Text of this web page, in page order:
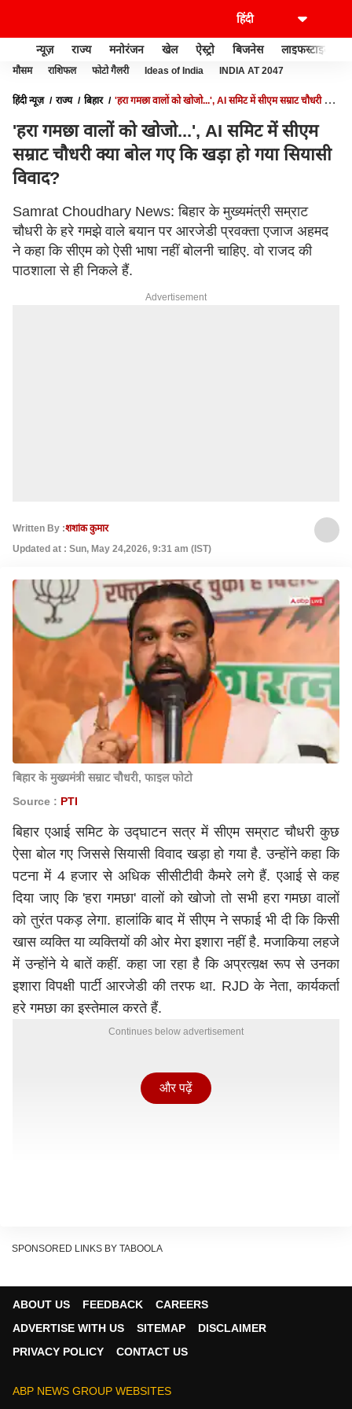
न्यूज़ राज्य मनोरंजन खेल ऐस्ट्रो बिजनेस लाइफस्टाइल
मौसम राशिफल फोटो गैलरी Ideas of India INDIA AT 2047
हिंदी न्यूज़ राज्य बिहार
'हरा गमछा वालों को खोजो...', AI समिट में सीएम सम्राट चौधरी क्या
'हरा गमछा वालों को खोजो...', AI समिट में सीएम
सम्राट चौधरी क्या बोल गए कि खड़ा हो गया सियासी
विवाद?
Samrat Choudhary News: बिहार के मुख्यमंत्री सम्राट
चौधरी के हरे गमझे वाले बयान पर आरजेडी प्रवक्ता एजाज अहमद
ने कहा कि सीएम को ऐसी भाषा नहीं बोलनी चाहिए. वो राजद की
पाठशाला से ही निकले हैं.
Advertisement
Written By :शशांक कुमार
Updated at : Sun, May 24,2026, 9:31 am (IST)
बिहार के मुख्यमंत्री सम्राट चौधरी, फाइल फोटो
Source : PTI
बिहार एआई समिट के उद्घाटन सत्र में सीएम सम्राट चौधरी कुछ
ऐसा बोल गए जिससे सियासी विवाद खड़ा हो गया है. उन्होंने कहा कि
पटना में 4 हजार से अधिक सीसीटीवी कैमरे लगे हैं. एआई से कह
दिया जाए कि 'हरा गमछा' वालों को खोजो तो सभी हरा गमछा वालों
को तुरंत पकड़ लेगा. हालांकि बाद में सीएम ने सफाई भी दी कि किसी
खास व्यक्ति या व्यक्तियों की ओर मेरा इशारा नहीं है. मजाकिया लहजे
में उन्होंने ये बातें कहीं. कहा जा रहा है कि अप्रत्य़क्ष रूप से उनका
इशारा विपक्षी पार्टी आरजेडी की तरफ था. RJD के नेता, कार्यकर्ता
हरे गमछा का इस्तेमाल करते हैं.
Continues below advertisement
वहीं मुख्यमंत्री ने आगे कहा, ''मेरे लिए किसी अपराधी की कोई जाति
और पढ़ें
SPONSORED LINKS BY TABOOLA
ABOUT US FEEDBACK
CAREERS
ADVERTISE WITH US
SITEMAP
DISCLAIMER
PRIVACY POLICY
CONTACT US
ABP NEWS GROUP WEBSITES